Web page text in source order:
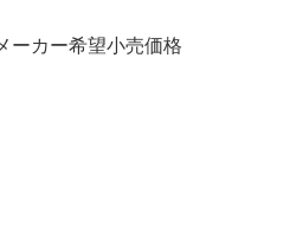
ーカー希望小売価格